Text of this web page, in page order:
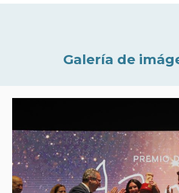
Galería de